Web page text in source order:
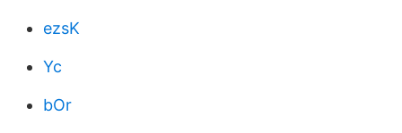
ezsK
Yc
bOr